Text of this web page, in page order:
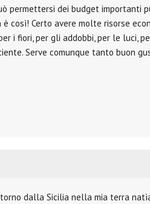
permettersi dei budget importanti
così! Certo avere molte risorse
i fiori, per gli addobbi, per le luci,
Serve comunque tanto buon
dalla Sicilia nella mia terra